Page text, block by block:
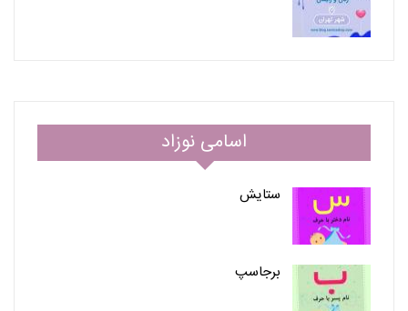
اسامی نوزاد
ستایش
برجاسپ